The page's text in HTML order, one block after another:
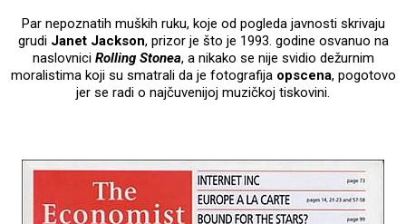
Par nepoznatih muških ruku, koje od pogleda javnosti skrivaju
grudi Janet Jackson, prizor je što je 1993. godine osvanuo na
naslovnici Rolling Stonea, a nikako se nije svidio dežurnim
moralistima koji su smatrali da je fotografija opscena, pogotovo
jer se radi o najčuvenijoj muzičkoj tiskovini.